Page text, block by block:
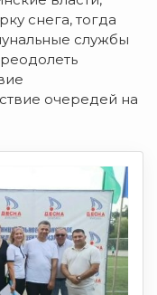
снега, тогда
службы
очередей на